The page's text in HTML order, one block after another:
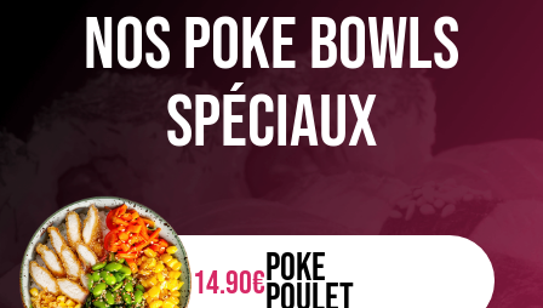
nos poke bowls
spéciaux
14.90€POKE